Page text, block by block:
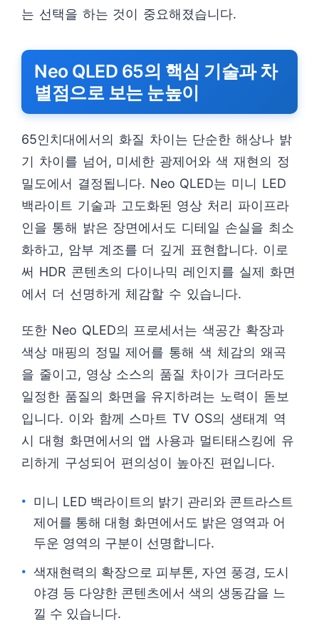
는 선택을 하는 것이 중요해졌습니다.
Neo QLED 65의 핵심 기술과 차
별점으로 보는 눈높이
65인치대에서의 화질 차이는 단순한 해상나 밝
기 차이를 넘어, 미세한 광제어와 색 재현의 정
밀도에서 결정됩니다. Neo QLED는 미니 LED
백라이트 기술과 고도화된 영상 처리 파이프라
인을 통해 밝은 장면에서도 디테일 손실을 최소
화하고, 암부 계조를 더 깊게 표현합니다. 이로
써 HDR 콘텐츠의 다이나믹 레인지를 실제 화면
에서 더 선명하게 체감할 수 있습니다.
또한 Neo QLED의 프로세서는 색공간 확장과
색상 매핑의 정밀 제어를 통해 색 체감의 왜곡
을 줄이고, 영상 소스의 품질 차이가 크더라도
일정한 품질의 화면을 유지하려는 노력이 돋보
입니다. 이와 함께 스마트 TV OS의 생태계 역
시 대형 화면에서의 앱 사용과 멀티태스킹에 유
리하게 구성되어 편의성이 높아진 편입니다.
미니 LED 백라이트의 밝기 관리와 콘트라스트
제어를 통해 대형 화면에서도 밝은 영역과 어
두운 영역의 구분이 선명합니다.
색재현력의 확장으로 피부톤, 자연 풍경, 도시
야경 등 다양한 콘텐츠에서 색의 생동감을 느
낄 수 있습니다.